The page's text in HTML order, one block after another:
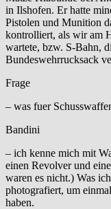
in Ilshofen. Er hatte
Pistolen und Munition
kontrolliert, als wir am
wartete, bzw. S-Bahn,
Bundeswehrrucksack
Frage
– was fuer
Bandini
– ich kenne mich mit
einen Revolver und
waren es nicht.) Was
photografiert, um
haben.